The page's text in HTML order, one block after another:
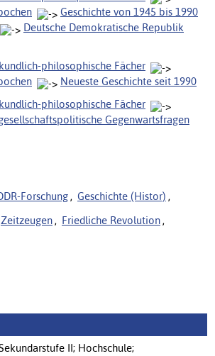
Geschichte von 1945 bis 1990
Deutsche Demokratische Republik
philosophische Fächer
Neueste Geschichte seit 1990
philosophische Fächer
Gegenwartsfragen
Forschung , Geschichte (Histor) ,
Zeitzeugen , Friedliche Revolution ,
II; Hochschule;